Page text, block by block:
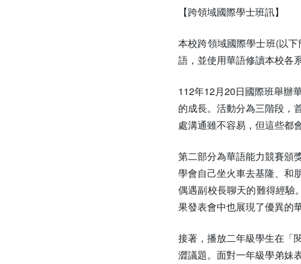
【跨領域國際學士班訊】
本校跨領域國際學士班(以
語，並使用華語修讀本校各
112年12月20日國際班舉辦
的成長。活動分為三階段，
處溝通雖不容易，但這些都
第二部分為華語能力競賽頒
學會自己坐火車去基隆、和
偶遇副校長聊天的難得經驗
果發表會中也展現了優異的
接著，播放二年級學生在「
澀議題。面對一年級學弟妹